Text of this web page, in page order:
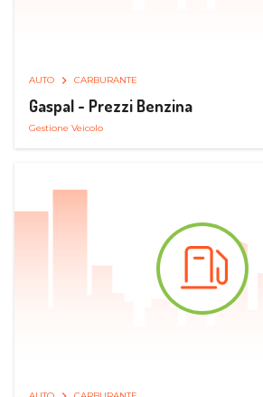
AUTO CARBURANTE
Gaspal - Prezzi Benzina
Gestione Veicolo